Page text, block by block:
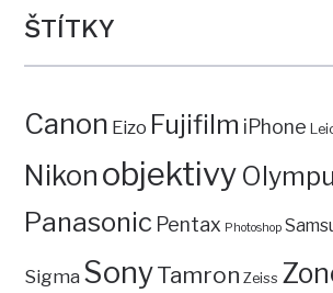
ŠTÍTKY
Canon Eizo Fujifilm iPhone
Nikon objektivy
Panasonic Pentax Photoshop
Sigma SonyTamron Zeiss